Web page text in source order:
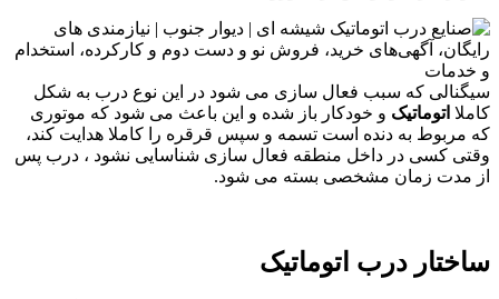
سیگنالی که سبب فعال سازی می شود در این نوع درب به شکل
کاملا اتوماتیک و خودکار باز شده و این باعث می شود که موتوری
که مربوط به دنده است تسمه و سپس قرقره را کاملا هدایت کند،
وقتی کسی در داخل منطقه فعال سازی شناسایی نشود ، درب پس
از مدت زمان مشخصی بسته می شود.
ساختار درب اتوماتیک